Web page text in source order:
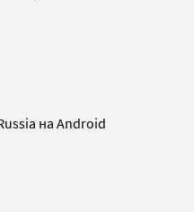
на Android